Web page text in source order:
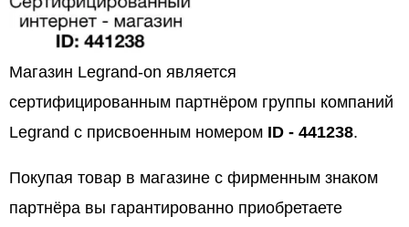
Магазин Legrand-on является
сертифицированным партнёром группы компаний
Legrand с присвоенным номером ID - 441238.
Покупая товар в магазине с фирменным знаком
партнёра вы гарантированно приобретаете